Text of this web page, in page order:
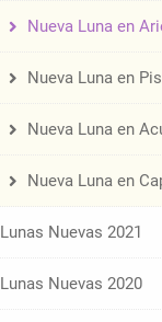
Nueva Luna en
Nueva Luna en
Nueva Luna en
Nueva Luna en
Lunas Nuevas 2021
Lunas Nuevas 2020